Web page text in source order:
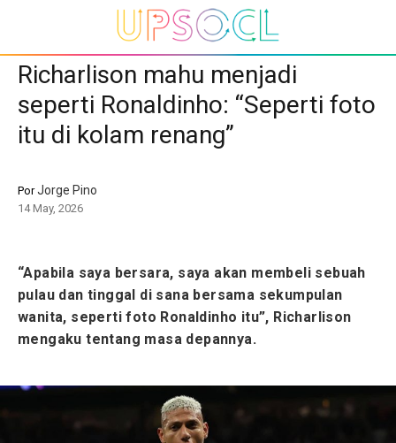
Richarlison mahu menjadi
seperti Ronaldinho: “Seperti foto
itu di kolam renang”
PorJorge Pino
14 May, 2026
“Apabila saya bersara, saya akan membeli sebuah
pulau dan tinggal di sana bersama sekumpulan
wanita, seperti foto Ronaldinho itu”, Richarlison
mengaku tentang masa depannya.